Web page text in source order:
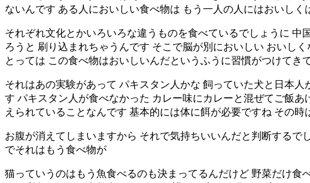
ないんです ある人においしい食べ物は もう一人の人にはおいし
それぞれ文化とかいろいろな違うものを食べているでしょうに
ろうと 刷り込まれちゃうんです そこで脳が別においしい おいし
とっては この食べ物はおいしいんだというふうに習慣がつけてき
それはあの実験があって パキスタン人かな 飼っていた犬と日本
す パキスタン人が食べなかった カレー味にカレーと混ぜてご飯
えられていることなんです 基本的には体に餌が必要ですね その
お腹が消えてしまいますから それで気持ちいいんだと判断する
でそれはもう食べ物が
猫っていうのはもう魚食べるのも決まってるんだけど 野菜だけ